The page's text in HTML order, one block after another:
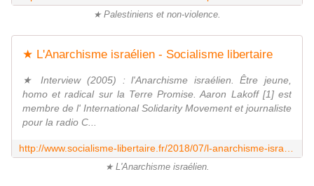
★ Palestiniens et non-violence.
★ L'Anarchisme israélien - Socialisme libertaire
★ Interview (2005) : l'Anarchisme israélien. Être jeune,
homo et radical sur la Terre Promise. Aaron Lakoff [1] est
membre de l' International Solidarity Movement et journaliste
pour la radio C...
★ L'Anarchisme israélien.